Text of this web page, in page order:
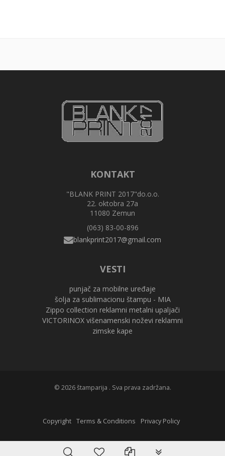
KONTAKT
"BLANK PRINT 2017"do.o.o.
22. oktobra 27a
11080 Zemun
(063) 83-00-896
VESTI
punjač za mobilne uređaje
šolja za sublimacionu štampu - MIA
Zippo collection reklamni metalni upaljači
VICTORINOX višenamenski noževi reklamni
zimske kape
© 2026 štamparija . Sva prava zadržana.
Copyright Terms & Conditions Privacy Policy